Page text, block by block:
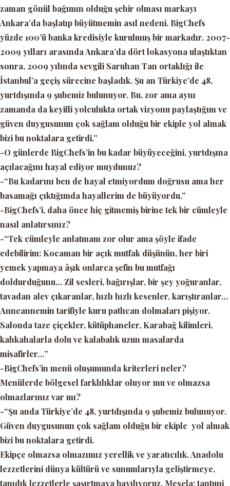
zaman gönül bağımın olduğu şehir olması markayı
Ankara’da başlatıp büyütmemin asıl nedeni. BigChefs
yüzde 100’ü banka kredisiyle kurulmuş bir markadır. 2007-
2009 yılları arasında Ankara’da dört lokasyona ulaştıktan
sonra, 2009 yılında sevgili Saruhan Tan ortaklığı ile
İstanbul’a geçiş sürecine başladık. Şu an Türkiye’de 48,
yurtdışında 9 şubemiz bulunuyor. Bu, zor ama aynı
zamanda da keyifli yolculukta ortak vizyonu paylaştığım ve
güven duygusunun çok sağlam olduğu bir ekiple yol almak
bizi bu noktalara getirdi.”
-O günlerde BigChefs’in bu kadar büyüyeceğini, yurtdışına
açılacağını hayal ediyor muydunuz?
-“Bu kadarını ben de hayal etmiyordum doğrusu ama her
basamağı çıktığımda hayallerim de büyüyordu.”
-BigChefs’i, daha önce hiç gitmemiş birine tek bir cümleyle
nasıl anlatırsınız?
-“Tek cümleyle anlatmam zor olur ama şöyle ifade
edebilirim: Kocaman bir açık mutfak düşünün, her biri
yemek yapmaya âşık onlarca şefin bu mutfağı
doldurduğunu… Zil sesleri, bağırışlar, bir şey yoğuranlar,
tavadan alev çıkaranlar, hızlı hızlı kesenler, karıştıranlar…
Anneannemin tarifiyle kuru patlıcan dolmaları pişiyor.
Salonda taze çiçekler, kütüphaneler, Karabağ kilimleri,
kahkahalarla dolu ve kalabalık uzun masalarda
misafirler…”
-BigChefs’in menü oluşumunda kriterleri neler?
Menülerde bölgesel farklılıklar oluyor mu ve olmazsa
olmazlarınız var mı?
-“Şu anda Türkiye’de 48, yurtdışında 9 şubemiz bulunuyor.
Güven duygusunun çok sağlam olduğu bir ekiple yol almak
bizi bu noktalara getirdi.
Ekipçe olmazsa olmazımız yerellik ve yaratıcılık. Anadolu
lezzetlerini dünya kültürü ve sunumlarıyla geliştirmeye,
tanıdık lezzetlerle şaşırtmaya bayılıyoruz. Mesela; tantuni